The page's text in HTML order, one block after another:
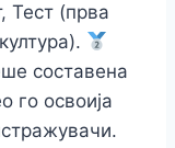
Тест (прва
составена
го освоија